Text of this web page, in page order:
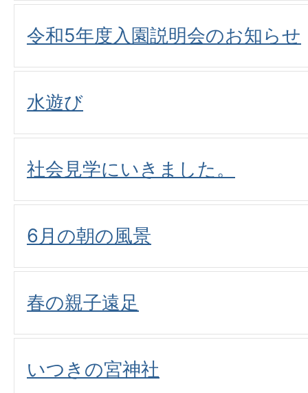
令和5年度入園説明会のお知らせ
水遊び
社会見学にいきました。
6月の朝の風景
春の親子遠足
いつきの宮神社